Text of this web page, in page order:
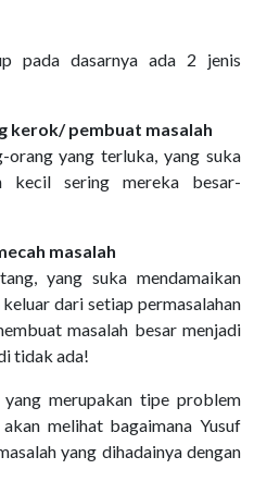
pada dasarnya ada 2 jenis
kerok/ pembuat masalah
orang yang terluka, yang suka
kecil sering mereka besar-
masalah
yang suka mendamaikan
dari setiap permasalahan
masalah besar menjadi
tidak ada!
merupakan tipe problem
melihat bagaimana Yusuf
yang dihadainya dengan